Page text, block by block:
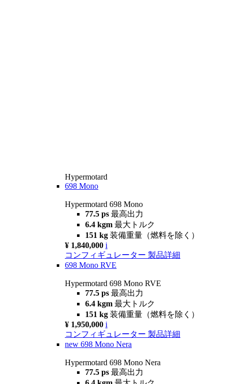
Hypermotard
698 Mono
Hypermotard 698 Mono
77.5 ps 最高出力
6.4 kgm 最大トルク
151 kg 装備重量（燃料を除く）
¥ 1,840,000 i
コンフィギュレーター 製品詳細
698 Mono RVE
Hypermotard 698 Mono RVE
77.5 ps 最高出力
6.4 kgm 最大トルク
151 kg 装備重量（燃料を除く）
¥ 1,950,000 i
コンフィギュレーター 製品詳細
new 698 Mono Nera
Hypermotard 698 Mono Nera
77.5 ps 最高出力